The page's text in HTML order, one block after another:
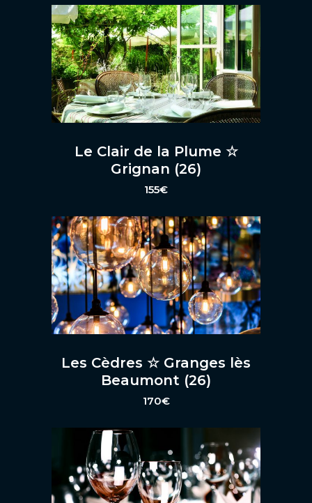
Le Clair de la Plume ☆
Grignan (26)
155€
Les Cèdres ☆ Granges lès
Beaumont (26)
170€